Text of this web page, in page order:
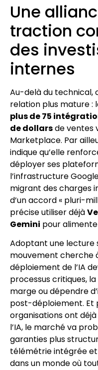
Une
traction
des
internes
Au-delà du technical,
relation plus mature :
plus de 75
de dollarsde ventes
Marketplace. Par
indique qu’elle
déployer ses
l’infrastructure
migrant des charges
d’un accord « pluri-
précise utiliser déjà
Gemini pour
Adoptant une lecture
mouvement cherche
déploiement de l’IA
processus critiques,
marge ou dépendre
post-déploiement. Et
organisations ont
l’IA, le marché va
garanties plus
télémétrie intégrée
dans un monde où